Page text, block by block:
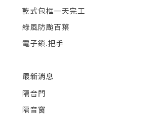
乾式包框一天完工
綠風防颱百葉
電子鎖.把手
最新消息
隔音門
隔音窗